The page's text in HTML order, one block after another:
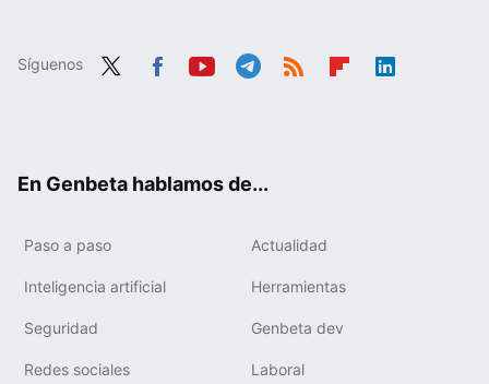
Síguenos
En Genbeta hablamos de...
Paso a paso Actualidad
Inteligencia artificial Herramientas
Seguridad Genbeta dev
Redes sociales Laboral